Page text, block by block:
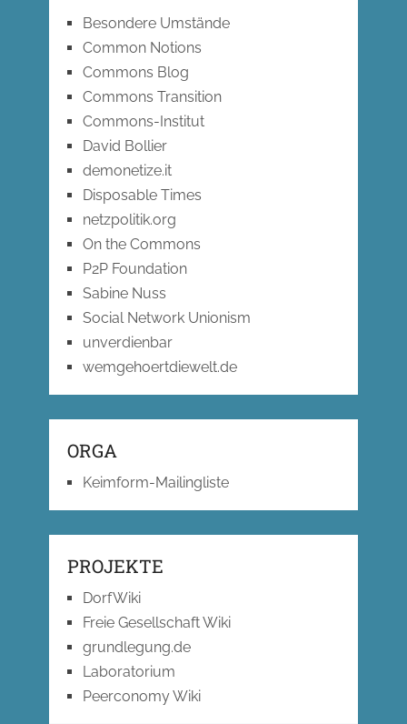
Besondere Umstände
Common Notions
Commons Blog
Commons Transition
Commons-Institut
David Bollier
demonetize.it
Disposable Times
netzpolitik.org
On the Commons
P2P Foundation
Sabine Nuss
Social Network Unionism
unverdienbar
wemgehoertdiewelt.de
ORGA
Keimform-Mailingliste
PROJEKTE
DorfWiki
Freie Gesellschaft Wiki
grundlegung.de
Laboratorium
Peerconomy Wiki